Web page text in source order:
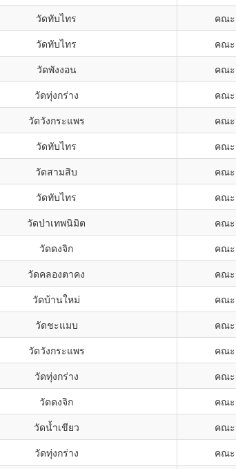
วัดทับไทร
คณะ
วัดทับไทร
คณะ
วัดพังงอน
คณะ
วัดทุ่งกร่าง
คณะ
วัดวังกระแพร
คณะ
วัดทับไทร
คณะ
วัดสามสิบ
คณะ
วัดทับไทร
คณะ
วัดป่าเทพนิมิต
คณะ
วัดดงจิก
คณะ
วัดคลองตาคง
คณะ
วัดบ้านใหม่
คณะ
วัดชะแมบ
คณะ
วัดวังกระแพร
คณะ
วัดทุ่งกร่าง
คณะ
วัดดงจิก
คณะ
วัดน้ำเขียว
คณะ
วัดทุ่งกร่าง คณะ